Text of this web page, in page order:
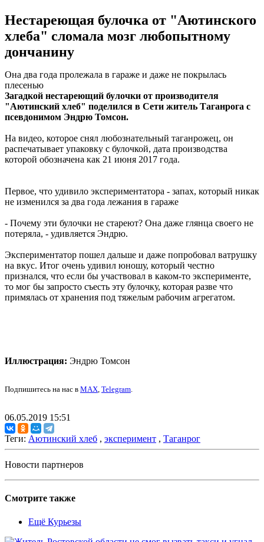
Нестареющая булочка от "Аютинского
хлеба" сломала мозг любопытному
дончанину
Она два года пролежала в гараже и даже не покрылась
плесенью
Загадкой нестареющий булочки от производителя
"Аютинский хлеб" поделился в Сети житель Таганрога с
псевдонимом Эндрю Томсон.
На видео, которое снял любознательный таганрожец, он
распечатывает упаковку с булочкой, дата производства
которой обозначена как 21 июня 2017 года.
Первое, что удивило экспериментатора - запах, который никак
не изменился за два года лежания в гараже
- Почему эти булочки не стареют? Она даже глянца своего не
потеряла, - удивляется Эндрю.
Экспериментатор пошел дальше и даже попробовал ватрушку
на вкус. Итог очень удивил юношу, который честно
признался, что если бы участвовал в каком-то эксперименте,
то мог бы запросто съесть эту булочку, которая разве что
примялась от хранения под тяжелым рабочим агрегатом.
Иллюстрация: Эндрю Томсон
Подпишитесь на нас в MAX, Telegram.
06.05.2019 15:51
Теги: Аютинский хлеб , эксперимент , Таганрог
Новости партнеров
Смотрите также
Ещё Курьезы